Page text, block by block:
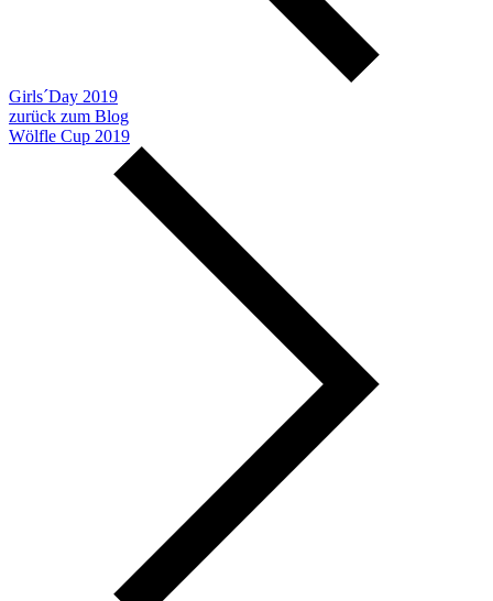
Girls´Day 2019
zurück zum Blog
Wölfle Cup 2019